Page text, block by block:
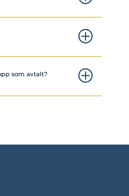
som avtalt?